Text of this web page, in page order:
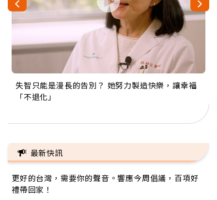
失智只能是漫長的告別？ 她努力製造快樂，讓幸福
「不退化」
來自剛果的巧克力神父 為台灣奉獻36年 「台灣是我
的家，我連作夢都講台語！」
63歲卸矽谷副總、搬回台灣找快樂！「蛋黃哥小
丑」走進安養院，逗樂上萬爺奶：退休後才開始真
104歲打破金氏世界紀錄 成為全球最年長羽球選
手，分享長壽的秘密原來是「這個」
事業巔峰他選擇追夢…黑手阿伯拉小提琴還登上小
巨蛋！連CNN都大讚！
最新快訊
更好的台灣，需要你的聲音。響應今周倡議，百項好
禮帶回家！